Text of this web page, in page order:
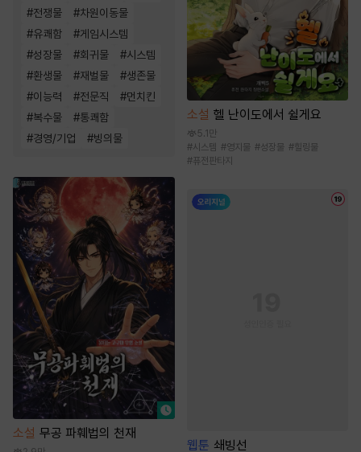
#전쟁물 #차원이동물
#유쾌함 #게임시스템
#성장물 #회귀물 #시스템
#환생물 #재벌물 #생존물
#이능력 #전문직 #먼치킨
#복수물 #통쾌함
#경영/기업 #빙의물
소설 무공 파훼법의 천재
소설 헬 난이도에서 쉴게요
5.1만
#시스템 #영지물 #성장물 #힐링물
#퓨전판타지
웹툰 쇄빙선